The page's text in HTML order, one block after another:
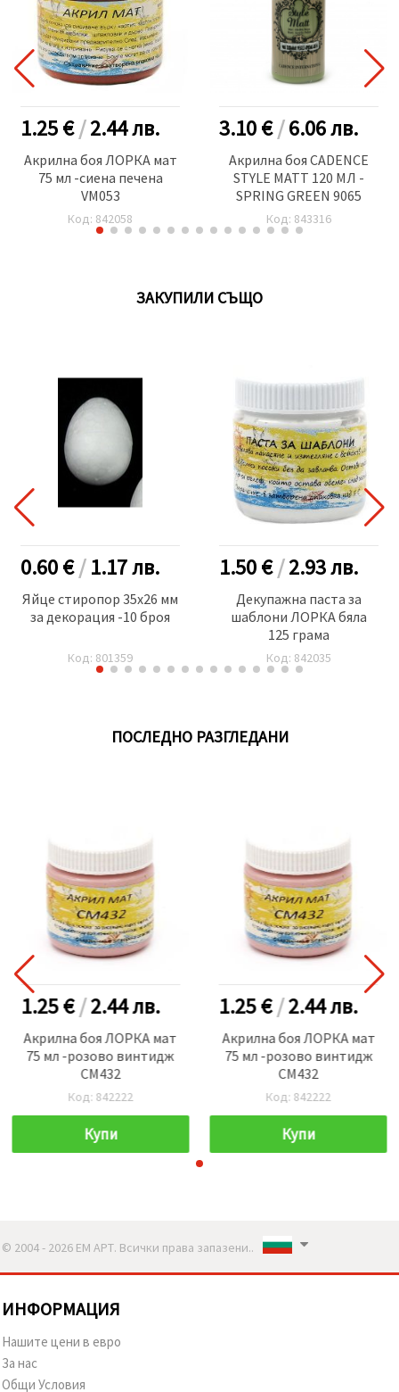
1.25 €/2.44лв.
Акрилна боя ЛОРКА мат
75 мл -сиена печена
VM053
Код: 842058
3.10 €/6.06лв.
Акрилна боя CADENCE
STYLE MATT 120 МЛ -
SPRING GREEN 9065
Код: 843316
ЗАКУПИЛИ СЪЩО
0.60 €/1.17лв.
Яйце стиропор 35x26 мм
за декорация -10 броя
Код: 801359
1.50 €/2.93лв.
Декупажна паста за
шаблони ЛОРКА бяла
125 грама
Код: 842035
ПОСЛЕДНО РАЗГЛЕДАНИ
1.25 €/2.44лв.
Акрилна боя ЛОРКА мат
75 мл -розово винтидж
CM432
Код: 842222
Купи
1.25 €/2.44лв.
Акрилна боя ЛОРКА мат
75 мл -розово винтидж
CM432
Код: 842222
Купи
© 2004 - 2026 ЕМ АРТ. Всички права запазени..
ИНФОРМАЦИЯ
Нашите цени в евро
За нас
Общи Условия